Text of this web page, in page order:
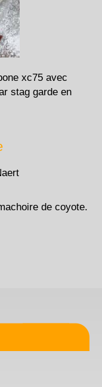
xc75 avec
stag garde en
de coyote.